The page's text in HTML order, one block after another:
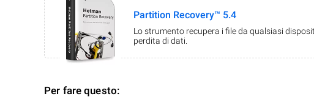
Partition Recovery™ 5.4
Lo strumento recupera i file da qualsiasi
perdita di dati.
Per fare questo: